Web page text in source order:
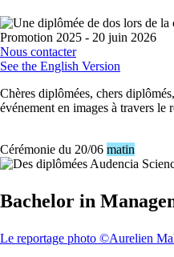
Promotion 2025 - 20 juin 2026
Nous contacter
See the English Version
Chères diplômées, chers
événement en images à travers le
Cérémonie du 20/06 matin
Bachelor in
Le reportage photo ©Aurelien